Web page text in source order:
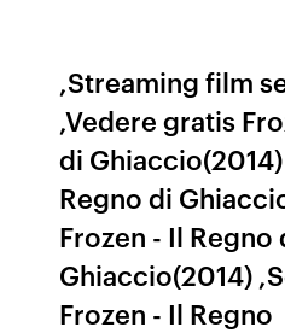
,Streaming film
,Vedere gratis
di
Regno di
Frozen - Il Regno
Ghiaccio(2014)
Frozen - Il Regno